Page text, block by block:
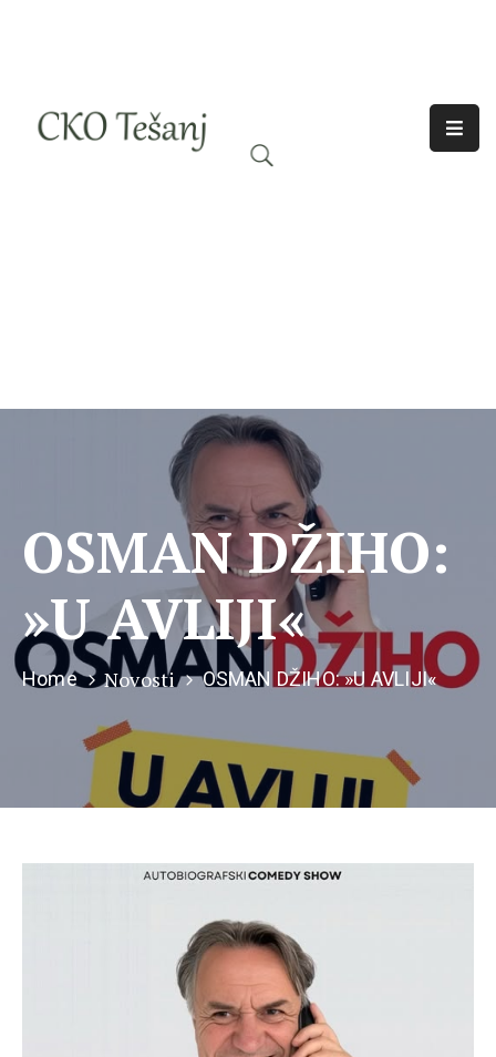
Nama
OSMAN DŽIHO:
»U AVLIJI«
Home Novosti OSMAN DŽIHO: »U AVLIJI«